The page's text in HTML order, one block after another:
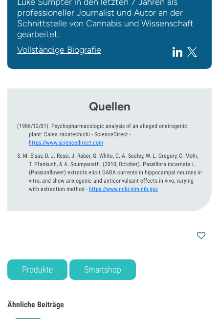
professioneller Journalist und Autor an der
Schnittstelle von Cannabis und Wissenschaft
gearbeitet.
Vollständige Biografie
Quellen
(1986/12/01). Psychopharmacologic analysis of an alleged oneirogenic
plant: Calea zacatechichi - ScienceDirect -
https://www.sciencedirect.com
S.-M. Elsas, D. J. Rossi, J. Raber, G. White, C.-A. Seeley, W. L. Gregory, C. Mohr,
T. Pfankuch, & A. Soumyanath. (2010, October). Passiflora incarnata L.
(Passionflower) extracts elicit GABA currents in hippocampal neurons in
vitro, and show anxiogenic and anticonvulsant effects in vivo, varying
with extraction method - https://www.ncbi.nlm.nih.gov
Produkte Smartshop
Ähnliche Beiträge